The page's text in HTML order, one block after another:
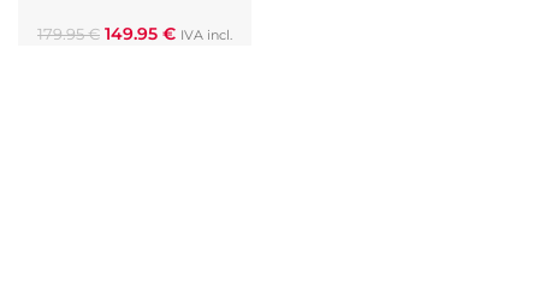
179.95€ 149.95 € IVA incl.